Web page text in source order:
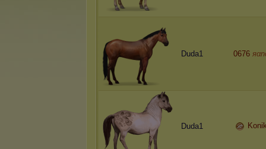
Duda1 0676
Duda1